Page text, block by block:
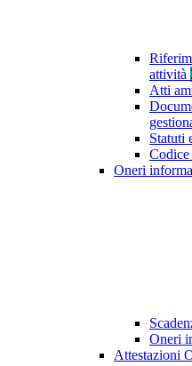
attività
Atti
Statuti
Codice
Oneri
Oneri
Attestazioni